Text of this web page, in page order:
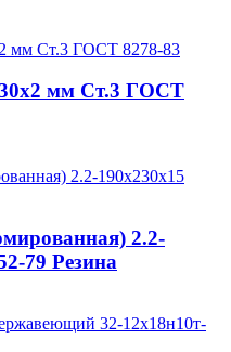
мм Ст.3 ГОСТ
2.2-
79 Резина